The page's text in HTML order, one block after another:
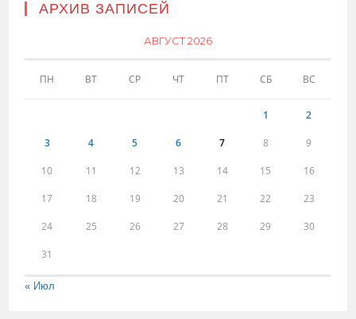
АРХИВ ЗАПИСЕЙ
АВГУСТ 2026
ПН ВТ СР ЧТ ПТ СБ ВС
1 2
3 4 5 6 7 8 9
10 11 12 13 14 15 16
17 18 19 20 21 22 23
24 25 26 27 28 29 30
31
« Июл